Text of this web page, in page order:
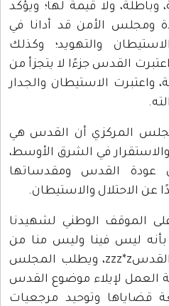
ولا قيمة لها؛ ويؤكد
ومجلس الأمن قد أدانا في
والتهويد؛ وكذلك
القدس جزءًا لا يتجزأ من
واعتبرت الاستيطان والجدار
المركزي أن القدس هي
في الشرق الأوسط،
عودة القدس ومقدساتها
عن الاحتلال والاستيطان.
الموقف الوطني لشهيدنا
الخالد ياسر عرفات zzz*z بأنه ليس فينا وليس منا من
يفرط بذرة تراب من أرض القدسzzz*z، ويطلب المجلس
العمل لإيلاء موضوع القدس
قضاياها وتوحيد مرجعيات